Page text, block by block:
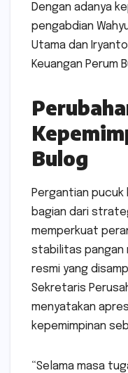
Dengan adanya
pengabdian
Utama dan
Keuangan Perum
Bulog
Pergantian pucuk
bagian dari
memperkuat
stabilitas pangan
resmi yang
Sekretaris
menyatakan
kepemimpinan
“Selama masa